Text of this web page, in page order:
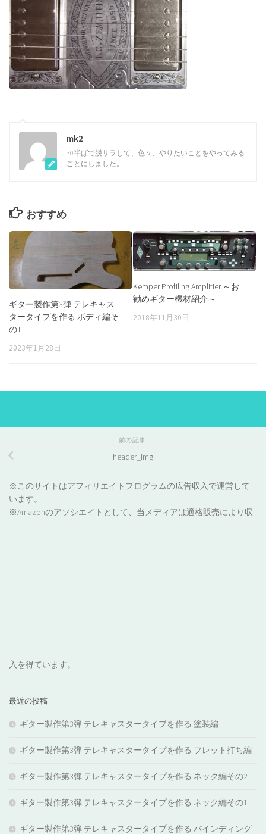
mk2
30半ばで脱サラして、色々、やりたいことをやってみる
ことにしました。
おすすめ
ギター製作第3弾 テレキャス
タータイプを作る ボディ編そ
の1
2023年1月28日
Kemper Profiling Amplifier ～お
勧めギター機材紹介～
2018年11月30日
前の記事
header_img
※このサイトはアフィリエイトプログラムの広告収入で運営して
います。
※Amazonのアソシエイトとして、当メディアは適格販売により収
入を得ています。
最近の投稿
ギター製作第3弾 テレキャスタータイプを作る 塗装編
ギター製作第3弾 テレキャスタータイプを作る フレット打ち編
ギター製作第3弾 テレキャスタータイプを作る ネック編その2
ギター製作第3弾 テレキャスタータイプを作る ネック編その1
ギター製作第3弾 テレキャスタータイプを作る バインディング